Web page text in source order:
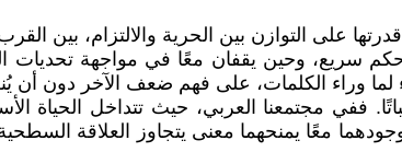
على التوازن بين الحرية والالتزام، بين
سريع، وحين يقفان معًا في مواجهة تحديات
لما وراء الكلمات، على فهم ضعف الآخر دون
ففي مجتمعنا العربي، حيث تتداخل الحياة
معًا يمنحهما معنى يتجاوز العلاقة